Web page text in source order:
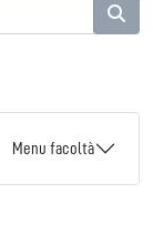
Menu facoltà